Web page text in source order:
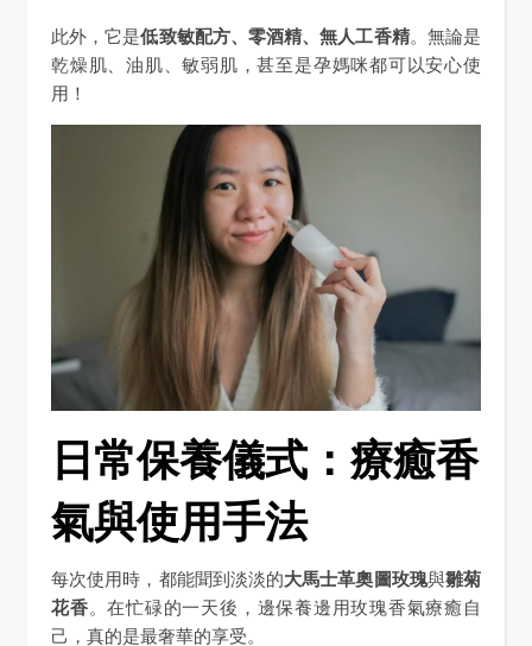
此外，它是低致敏配方、零酒精、無人工香精。無論是
乾燥肌、油肌、敏弱肌，甚至是孕媽咪都可以安心使
用！
日常保養儀式：療癒香
氣與使用手法
每次使用時，都能聞到淡淡的大馬士革奧圖玫瑰與雛菊
花香。在忙碌的一天後，邊保養邊用玫瑰香氣療癒自
己，真的是最奢華的享受。